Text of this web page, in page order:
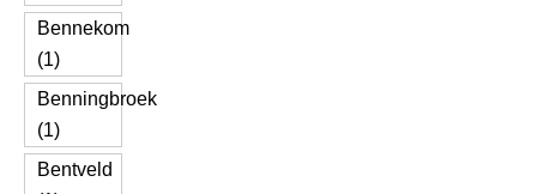
Bennekom
(1)
Benningbroek
(1)
Bentveld